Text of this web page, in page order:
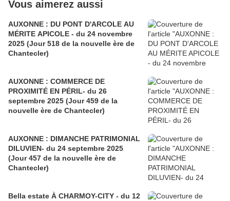
Vous aimerez aussi
AUXONNE : DU PONT D'ARCOLE AU
MÉRITE APICOLE - du 24 novembre
2025 (Jour 518 de la nouvelle ère de
Chantecler)
AUXONNE : COMMERCE DE
PROXIMITÉ EN PÉRIL- du 26
septembre 2025 (Jour 459 de la
nouvelle ère de Chantecler)
AUXONNE : DIMANCHE PATRIMONIAL
DILUVIEN- du 24 septembre 2025
(Jour 457 de la nouvelle ère de
Chantecler)
Bella estate À CHARMOY-CITY - du 12